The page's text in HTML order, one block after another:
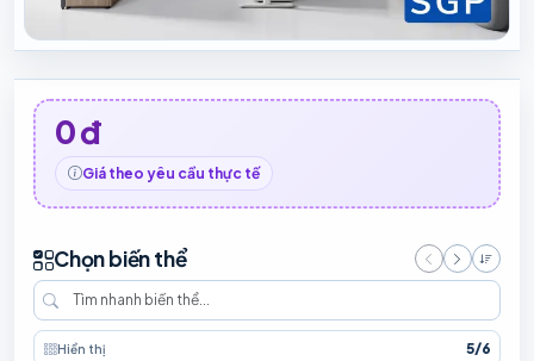
0 đ
Giá theo yêu cầu thực tế
Chọn biến thể Giá
Hiển thị 5/6